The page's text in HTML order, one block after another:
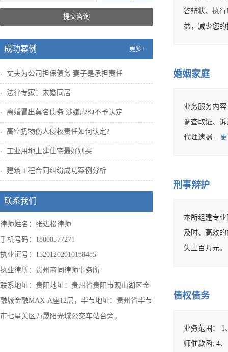
提交咨询
成功案例 更多+
丈夫为公司担保债务 妻子是承担责任
法律专家：未婚同居
离婚冒出莫名债务 涉嫌虚构不予认定
高空扔物伤人侵权责任如何认定?
工业用地上建住宅最好别买
建筑工程合同纠纷成功案例分析
联系我们
律师姓名：张进松律师
手机号码：18008577271
执业证号：15201202010188485
执业律所：贵州商同律师事务所
联系地址：贵阳地址：贵州省贵阳市观山湖区金
融城金融MAX-A座12层，毕节地址：贵州省毕节
市七星关区万晟阳光城公交车站台旁。
答辩状、执
益，减少您
婚姻家庭
业务服务内
调查取证、
代理遗嘱...
刑事辩护
本所组建专
及时、高效
失上百万元。
债权债务
业务范围： 1
师催款函; 4